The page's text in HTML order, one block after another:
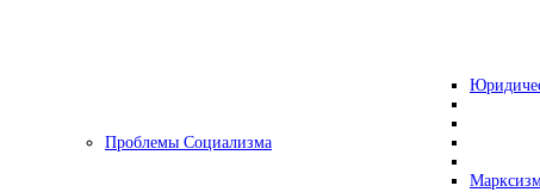
Проблемы Социализма